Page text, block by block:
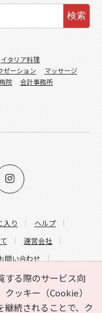
する際のサービス向
ッキー（Cookie）
続されることで、ク
入り
ヘルプ
運営会社
問い合わせ
合わせ
検索
イタリア料理
ゼーション
マッサージ
院
会計事務所